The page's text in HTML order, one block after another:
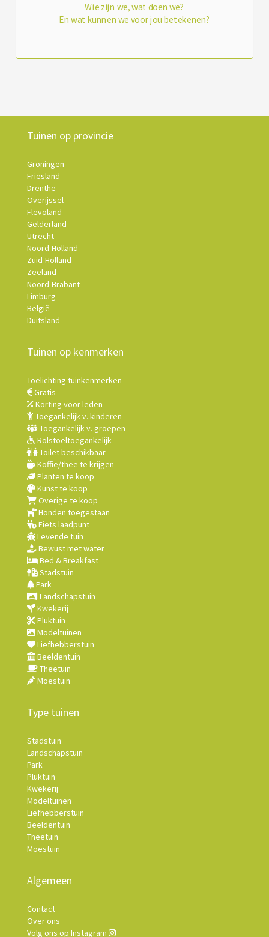
Wie zijn we, wat doen we?
En wat kunnen we voor jou betekenen?
Tuinen op provincie
Groningen
Friesland
Drenthe
Overijssel
Flevoland
Gelderland
Utrecht
Noord-Holland
Zuid-Holland
Zeeland
Noord-Brabant
Limburg
België
Duitsland
Tuinen op kenmerken
Toelichting tuinkenmerken
Gratis
Korting voor leden
Toegankelijk v. kinderen
Toegankelijk v. groepen
Rolstoeltoegankelijk
Toilet beschikbaar
Koffie/thee te krijgen
Planten te koop
Kunst te koop
Overige te koop
Honden toegestaan
Fiets laadpunt
Levende tuin
Bewust met water
Bed & Breakfast
Stadstuin
Park
Landschapstuin
Kwekerij
Pluktuin
Modeltuinen
Liefhebberstuin
Beeldentuin
Theetuin
Moestuin
Type tuinen
Stadstuin
Landschapstuin
Park
Pluktuin
Kwekerij
Modeltuinen
Liefhebberstuin
Beeldentuin
Theetuin
Moestuin
Algemeen
Contact
Over ons
Volg ons op Instagram